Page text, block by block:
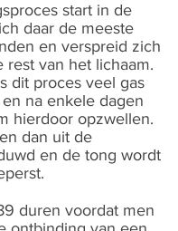
start in de
daar de meeste
en verspreid zich
rest van het lichaam.
dit proces veel gas
na enkele dagen
hierdoor opzwellen.
dan uit de
en de tong wordt
duren voordat men